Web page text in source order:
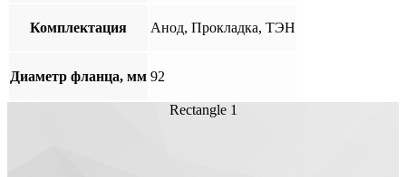
Комплектация Анод, Прокладка, ТЭН
Диаметр фланца, мм 92
Rectangle 1